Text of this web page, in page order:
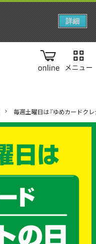
online
毎週土曜日は『ゆめカードクレ
詳細